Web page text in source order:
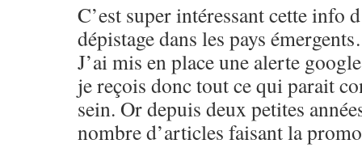
C’est super intéressant cette info
dépistage dans les pays
J’ai mis en place une alerte
je reçois donc tout ce qui parait
sein. Or depuis deux petites
nombre d’articles faisant la